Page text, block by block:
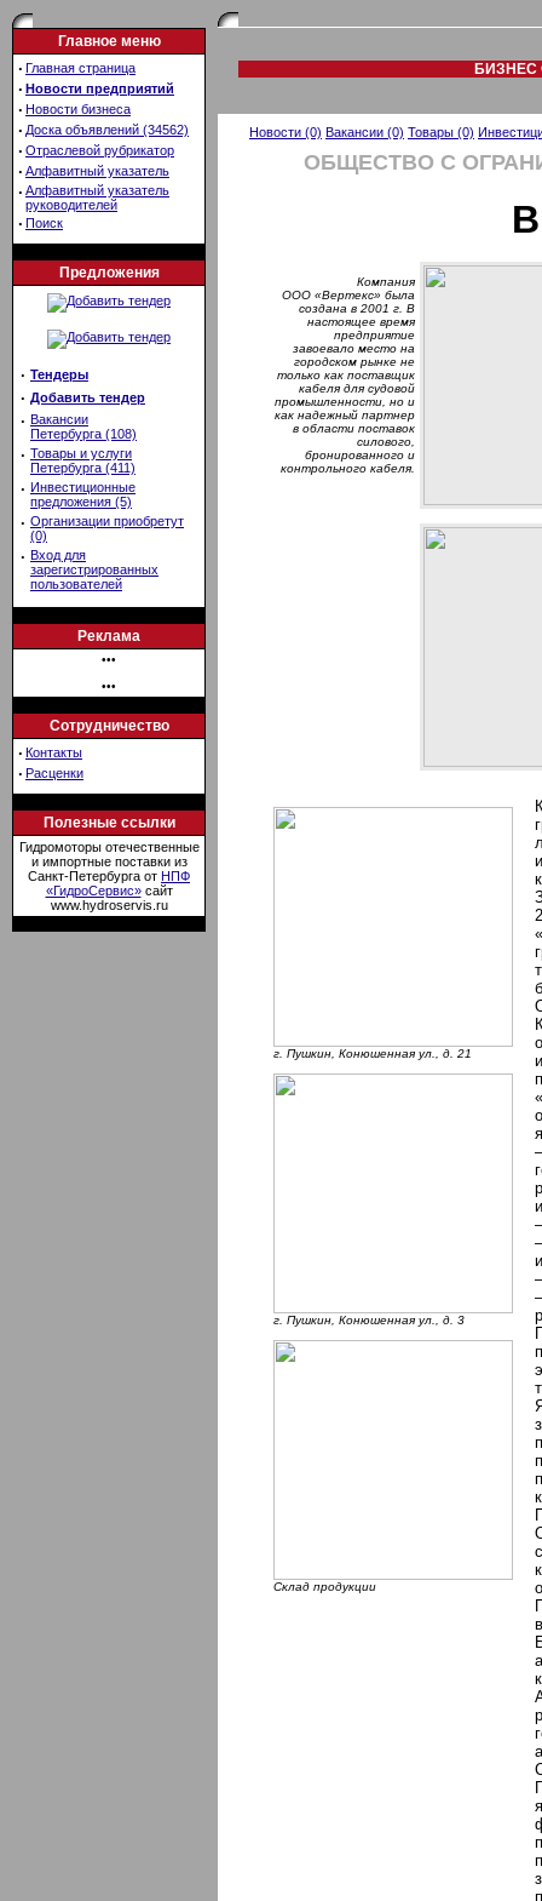
Главное меню
· Главная страница
· Новости предприятий
· Новости бизнеса
· Доска объявлений (34562)
· Отраслевой рубрикатор
· Алфавитный указатель
· Алфавитный указатель
руководителей
· Поиск
Предложения
· Тендеры
· Добавить тендер
· Вакансии
Петербурга (108)
· Товары и услуги
Петербурга (411)
· Инвестиционные
предложения (5)
· Организации приобретут
(0)
· Вход для
зарегистрированных
пользователей
Реклама
•••
•••
Сотрудничество
· Контакты
· Расценки
Полезные ссылки
Гидромоторы отечественные
и импортные поставки из
Санкт-Петербурга от НПФ
«ГидроСервис»сайт
www.hydroservis.ru
БИЗНЕС
Новости (0) Вакансии (0) Товары (0)
ОБЩЕСТВО С
Компания
ООО «Вертекс» была
создана в 2001 г. В
настоящее время
предприятие
завоевало место на
городском рынке не
только как поставщик
кабеля для судовой
промышленности, но и
как надежный партнер
в области поставок
силового,
бронированного и
контрольного кабеля.
г. Пушкин, Конюшенная ул., д. 21
г. Пушкин, Конюшенная ул., д. 3
Склад продукции